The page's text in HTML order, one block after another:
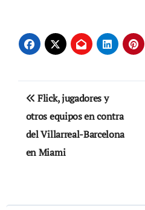
Navegación
de
entradas
Flick, jugadores y
otros equipos en contra
del Villarreal-Barcelona
en Miami